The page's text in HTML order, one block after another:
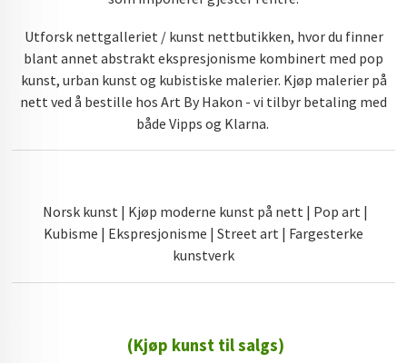
Utforsk nettgalleriet / kunst nettbutikken, hvor du finner
blant annet abstrakt ekspresjonisme kombinert med pop
kunst, urban kunst og kubistiske malerier. Kjøp malerier på
nett ved å bestille hos Art By Hakon - vi tilbyr betaling med
både Vipps og Klarna.
Norsk kunst | Kjøp moderne kunst på nett | Pop art |
Kubisme | Ekspresjonisme | Street art | Fargesterke
kunstverk
(Kjøp kunst til salgs)